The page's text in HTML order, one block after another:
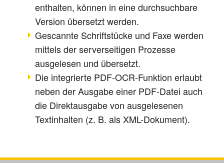
enthalten, können in eine durchsuchbare
Version übersetzt werden.
Gescannte Schriftstücke und Faxe werden
mittels der serverseitigen Prozesse
ausgelesen und übersetzt.
Die integrierte PDF-OCR-Funktion erlaubt
neben der Ausgabe einer PDF-Datei auch
die Direktausgabe von ausgelesenen
Textinhalten (z. B. als XML-Dokument).